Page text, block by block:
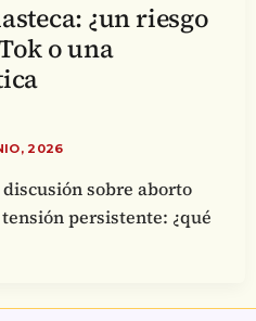
¿un riesgo
o una
2026
sobre aborto
persistente: ¿qué